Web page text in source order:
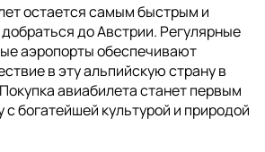
остается самым быстрым и
до Австрии. Регулярные
аэропорты обеспечивают
в эту альпийскую страну в
авиабилета станет первым
с богатейшей культурой и природой